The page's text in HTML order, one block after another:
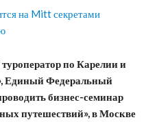
по Карелии и
Единый Федеральный
бизнес-семинар
путешествий», в Москве